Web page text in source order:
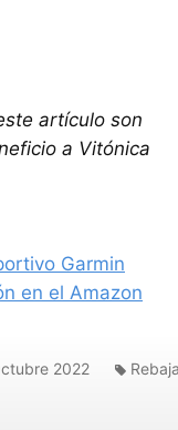
artículo son
a Vitónica
Garmin
en el Amazon
2022